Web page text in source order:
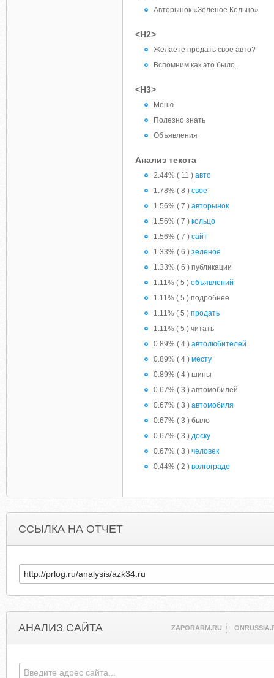
Авторынок «Зеленое Кольцо»
<H2>
Желаете продать свое авто?
Вспомним как это было..
<H3>
Меню
Полезно знать
Объявления
Анализ текста
2.44% ( 11 ) авто
1.78% ( 8 ) свое
1.56% ( 7 ) авторынок
1.56% ( 7 ) кольцо
1.56% ( 7 ) сайт
1.33% ( 6 ) зеленое
1.33% ( 6 ) публикации
1.11% ( 5 ) объявлений
1.11% ( 5 ) подробнее
1.11% ( 5 ) продать
1.11% ( 5 ) читать
0.89% ( 4 ) автолюбителей
0.89% ( 4 ) месту
0.89% ( 4 ) шины
0.67% ( 3 ) автомобилей
0.67% ( 3 ) автомобиля
0.67% ( 3 ) было
0.67% ( 3 ) доску
0.67% ( 3 ) человек
0.44% ( 2 ) волгограде
ССЫЛКА НА ОТЧЕТ
АНАЛИЗ САЙТА ZAPORARM.RU